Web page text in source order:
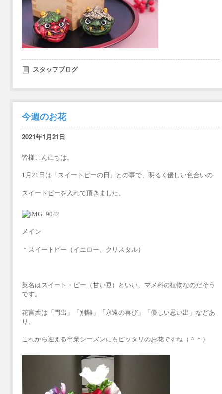
スタッフブログ
今週のお花
2021年1月21日
皆様こんにちは。
1月21日は「スイートピーの日」との事で、明るく優しい色合いの
スイートピーを入れて頂きました。
メイン
＊スイートピー（イエロー、クリスタル）
英名はスイート・ピー（甘い豆）といい、マメ科の植物なのだそう
です。
花言葉は「門出」「別離」「永遠の喜び」「優しい思い出」などあ
り、
これから迎える卒業シーズンにもピッタリのお花ですね（＾＾）